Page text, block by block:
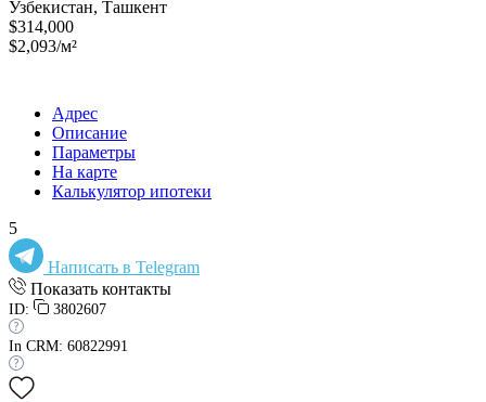
Узбекистан, Ташкент
$314,000
$2,093/м²
Адрес
Описание
Параметры
На карте
Калькулятор ипотеки
5
Написать в Telegram
Показать контакты
ID: 3802607
In CRM: 60822991